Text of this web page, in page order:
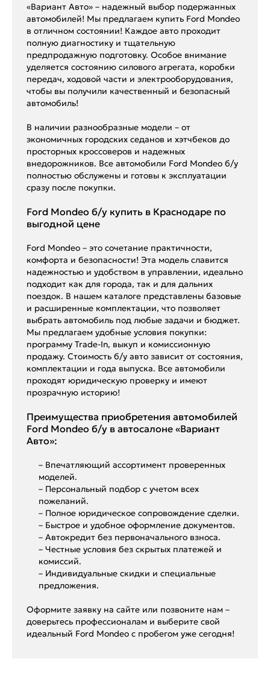
«Вариант Авто» – надежный выбор подержанных
автомобилей! Мы предлагаем купить Ford Mondeo
в отличном состоянии! Каждое авто проходит
полную диагностику и тщательную
предпродажную подготовку. Особое внимание
уделяется состоянию силового агрегата, коробки
передач, ходовой части и электрооборудования,
чтобы вы получили качественный и безопасный
автомобиль!
В наличии разнообразные модели – от
экономичных городских седанов и хэтчбеков до
просторных кроссоверов и надежных
внедорожников. Все автомобили Ford Mondeo б/у
полностью обслужены и готовы к эксплуатации
сразу после покупки.
Ford Mondeo б/у купить в Краснодаре по
выгодной цене
Ford Mondeo – это сочетание практичности,
комфорта и безопасности! Эта модель славится
надежностью и удобством в управлении, идеально
подходит как для города, так и для дальних
поездок. В нашем каталоге представлены базовые
и расширенные комплектации, что позволяет
выбрать автомобиль под любые задачи и бюджет.
Мы предлагаем удобные условия покупки:
программу Trade-In, выкуп и комиссионную
продажу. Стоимость б/у авто зависит от состояния,
комплектации и года выпуска. Все автомобили
проходят юридическую проверку и имеют
прозрачную историю!
Преимущества приобретения автомобилей
Ford Mondeo б/у в автосалоне «Вариант
Авто»:
– Впечатляющий ассортимент проверенных
моделей.
– Персональный подбор с учетом всех
пожеланий.
– Полное юридическое сопровождение сделки.
– Быстрое и удобное оформление документов.
– Автокредит без первоначального взноса.
– Честные условия без скрытых платежей и
комиссий.
– Индивидуальные скидки и специальные
предложения.
Оформите заявку на сайте или позвоните нам –
доверьтесь профессионалам и выберите свой
идеальный Ford Mondeo с пробегом уже сегодня!